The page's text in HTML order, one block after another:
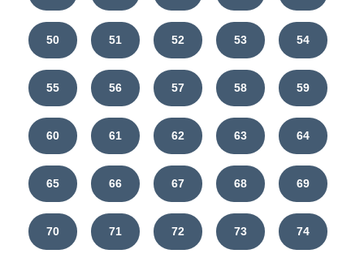
50 51 52 53 54
55 56 57 58 59
60 61 62 63 64
65 66 67 68 69
70 71 72 73 74